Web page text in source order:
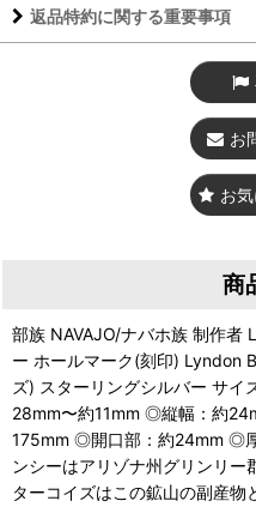
返品特約に関する重要事項
お
お
商
部族 NAVAJO/ナバホ族 制作者
ー ホールマーク(刻印) Lyndon
ズ) スターリングシルバー サ
28mm〜約11mm ◎縦幅：約
175mm ◎開口部：約24mm ◎
ンシーはアリゾナ州グリンリー
ターコイズはこの鉱山の副産